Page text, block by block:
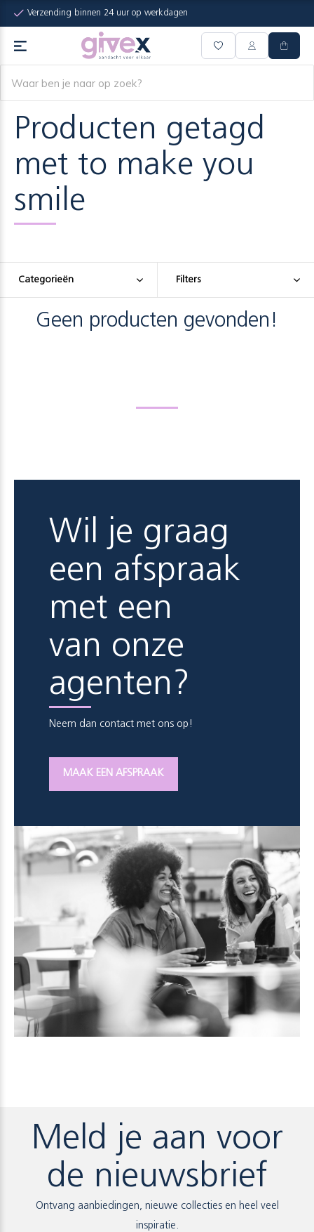
Verzending binnen 24 uur op werkdagen
Producten getagd
met to make you
smile
Categorieën Filters
Geen producten gevonden!
Wil je graag
een afspraak
met een
van onze
agenten?
Neem dan contact met ons op!
MAAK EEN AFSPRAAK
Meld je aan voor
de nieuwsbrief
Ontvang aanbiedingen, nieuwe collecties en heel veel
inspiratie.